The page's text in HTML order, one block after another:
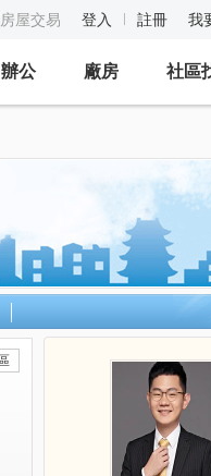
屋交易 登入 註冊 我
辦公 廠房 社區